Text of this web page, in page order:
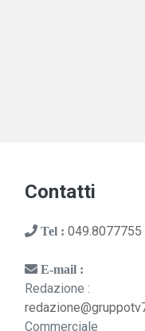
Contatti
Tel : 049.8077755
E-mail :
Redazione :
Commerciale